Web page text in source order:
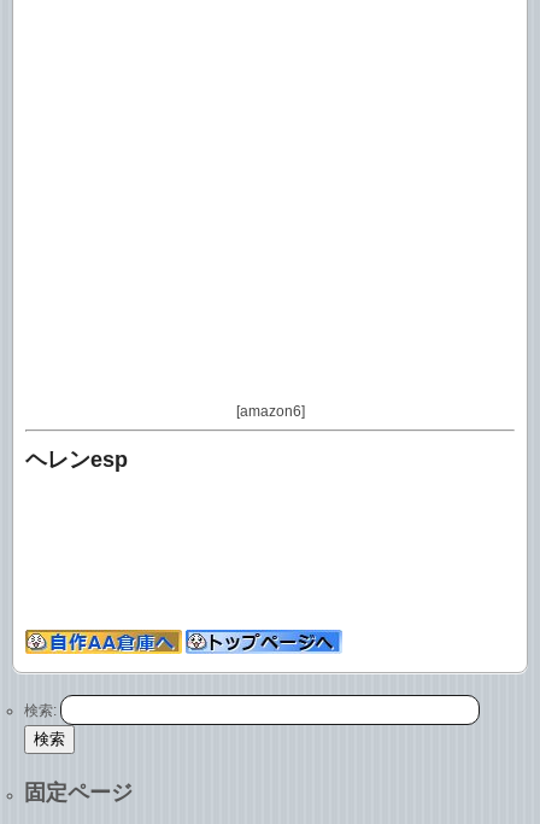
[amazon6]
ヘレンesp
検索:
固定ページ